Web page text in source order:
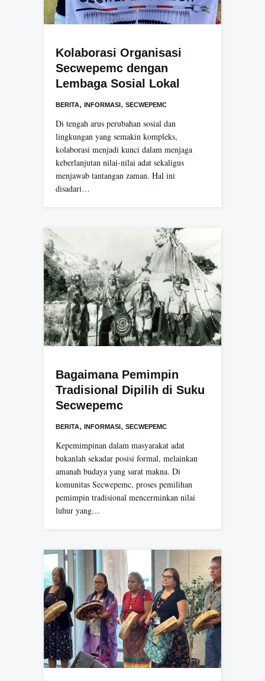
Kolaborasi Organisasi
Secwepemc dengan
Lembaga Sosial Lokal
BERITA, INFORMASI, SECWEPEMC
Di tengah arus perubahan sosial dan
lingkungan yang semakin kompleks,
kolaborasi menjadi kunci dalam menjaga
keberlanjutan nilai-nilai adat sekaligus
menjawab tantangan zaman. Hal ini
disadari…
Bagaimana Pemimpin
Tradisional Dipilih di Suku
Secwepemc
BERITA, INFORMASI, SECWEPEMC
Kepemimpinan dalam masyarakat adat
bukanlah sekadar posisi formal, melainkan
amanah budaya yang sarat makna. Di
komunitas Secwepemc, proses pemilihan
pemimpin tradisional mencerminkan nilai
luhur yang…